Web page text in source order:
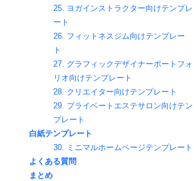
25. ヨガインストラクター向けテンプレ
ート
26. フィットネスジム向けテンプレー
ト
27. グラフィックデザイナーポートフォ
リオ向けテンプレート
28. クリエイター向けテンプレート
29. プライベートエステサロン向けテン
プレート
白紙テンプレート
30. ミニマルホームページテンプレート
よくある質問
まとめ